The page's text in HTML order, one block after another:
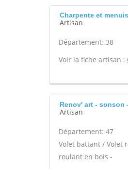
Charpente et
Artisan
Département: 38
Voir la fiche artisan :
Renov' art - sonson
Artisan
Département: 47
Volet battant / Volet
roulant en bois -